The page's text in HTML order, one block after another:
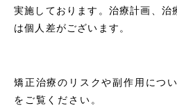
実施しております。治療計画、治
は個人差がございます。
矯正治療のリスクや副作用につ
をご覧ください。